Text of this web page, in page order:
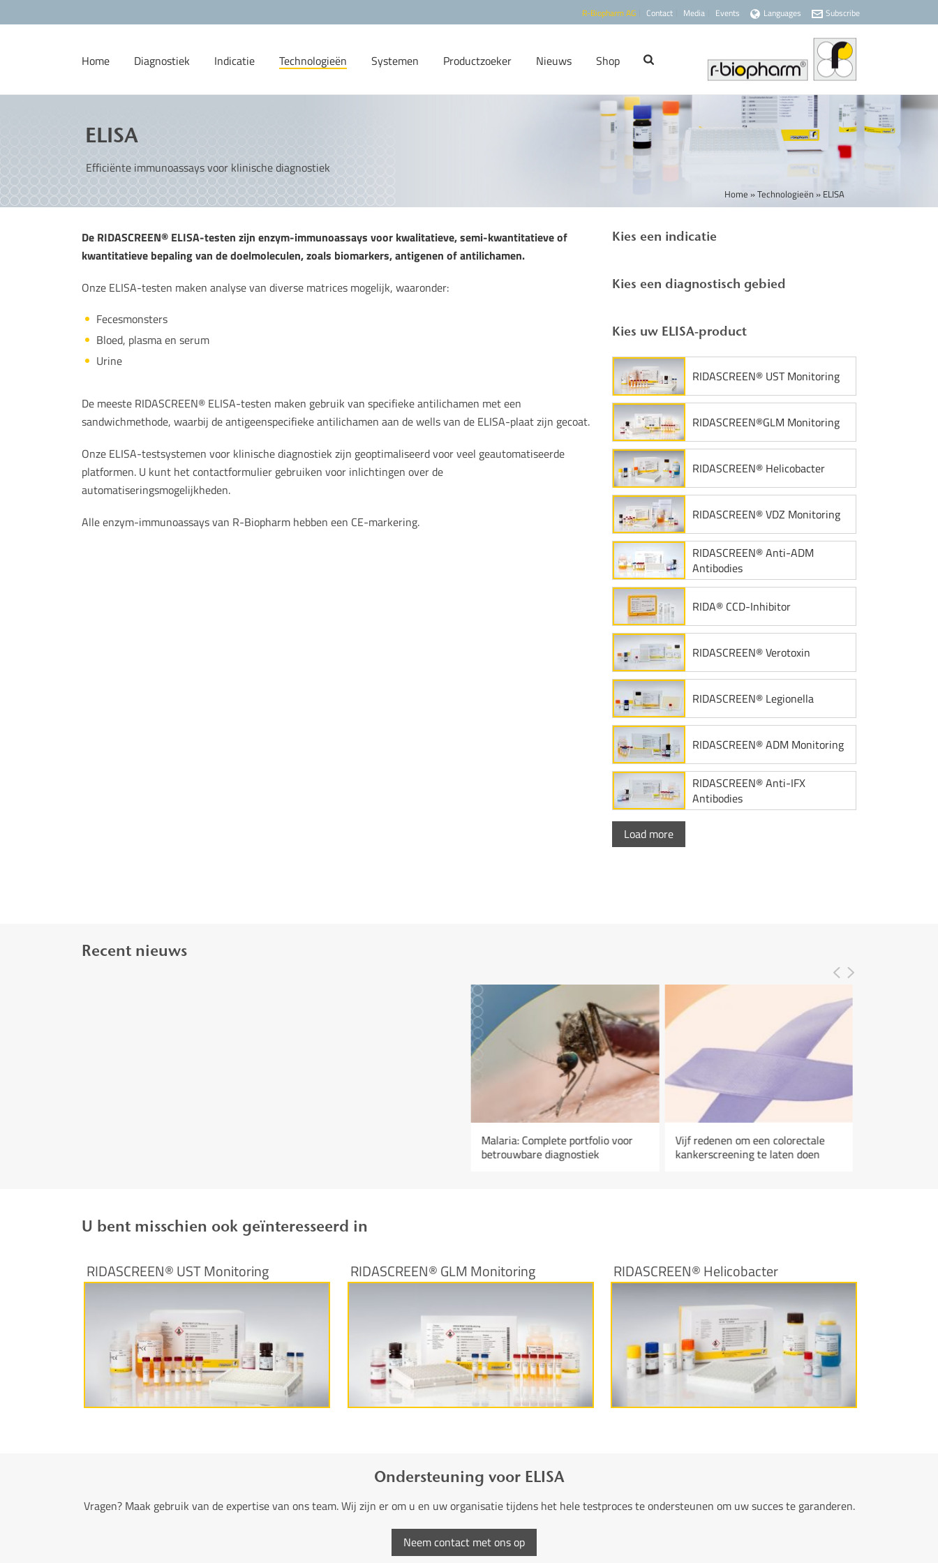
R-Biopharm AG Contact Media Events Languages Subscribe
Home Diagnostiek Indicatie Technologieën Systemen Productzoeker Nieuws Shop
ELISA
Efficiënte immunoassays voor klinische diagnostiek
Home »Technologieën » ELISA
De RIDASCREEN® ELISA-testen zijn enzym-immunoassays voor kwalitatieve, semi-kwantitatieve of
kwantitatieve bepaling van de doelmoleculen, zoals biomarkers, antigenen of antilichamen.
Onze ELISA-testen maken analyse van diverse matrices mogelijk, waaronder:
Fecesmonsters
Bloed, plasma en serum
Urine
De meeste RIDASCREEN® ELISA-testen maken gebruik van specifieke antilichamen met een
sandwichmethode, waarbij de antigeenspecifieke antilichamen aan de wells van de ELISA-plaat zijn gecoat.
Onze ELISA-testsystemen voor klinische diagnostiek zijn geoptimaliseerd voor veel geautomatiseerde
platformen. U kunt het contactformulier gebruiken voor inlichtingen over de
automatiseringsmogelijkheden.
Alle enzym-immunoassays van R-Biopharm hebben een CE-markering.
Kies een indicatie
Kies een diagnostisch gebied
Kies uw ELISA-product
RIDASCREEN® UST Monitoring
RIDASCREEN®GLM Monitoring
RIDASCREEN® Helicobacter
RIDASCREEN® VDZ Monitoring
RIDASCREEN® Anti-ADM
Antibodies
RIDA® CCD-Inhibitor
RIDASCREEN® Verotoxin
RIDASCREEN® Legionella
RIDASCREEN® ADM Monitoring
RIDASCREEN® Anti-IFX
Antibodies
Load more
Recent nieuws
Malaria: Complete portfolio voor
betrouwbare diagnostiek
Vijf redenen om een colorectale
kankerscreening te laten doen
U bent misschien ook geïnteresseerd in
RIDASCREEN® UST Monitoring
More information
RIDASCREEN® GLM Monitoring
More information
RIDASCREEN® Helicobacter
More information
Ondersteuning voor ELISA
Vragen? Maak gebruik van de expertise van ons team. Wij zijn er om u en uw organisatie tijdens het hele testproces te ondersteunen om uw succes te garanderen.
Neem contact met ons op